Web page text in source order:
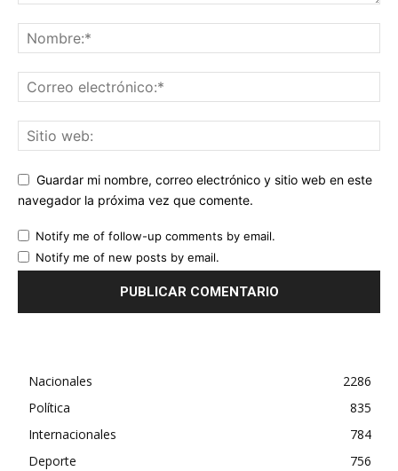
Guardar mi nombre, correo electrónico y sitio web en este
navegador la próxima vez que comente.
Notify me of follow-up comments by email.
Notify me of new posts by email.
Nacionales
2286
Política
835
Internacionales
784
Deporte
756